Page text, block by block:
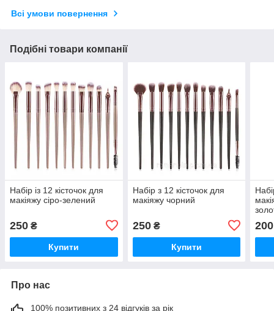
Всі умови повернення
Подібні товари компанії
Набір із 12 кісточок для
макіяжу сіро-зелений
250 ₴
Купити
Набір з 12 кісточок для
макіяжу чорний
250₴
Купити
200
Про нас
100% позитивних з 24 відгуків за рік